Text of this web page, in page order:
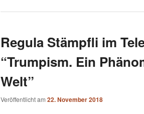
Regula Stämpfli im
“Trumpism. Ein
Welt”
Veröffentlicht am 22. November 2018